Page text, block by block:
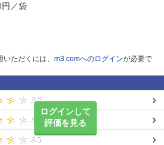
円／袋
ただくには、 m3.comへのログインが必要で
ログインして
評価を見る